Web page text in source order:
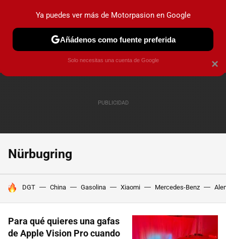
PRUEBAS COCHES ELÉCTRICOS OBSERVATORIO
Nürbugring
HOY SE HABLA DE
DGT China Gasolina Xiaomi Mercedes-Benz
Para qué quieres una gafas
de Apple Vision Pro cuando
×
Ya puedes ver más de Motorpasion en Google
Añádenos como fuente preferida
Solo necesitas una cuenta de Google